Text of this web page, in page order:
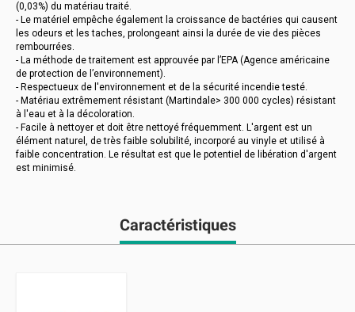
(0,03%) du matériau traité.
- Le matériel empêche également la croissance de bactéries qui causent
les odeurs et les taches, prolongeant ainsi la durée de vie des pièces
rembourrées.
- La méthode de traitement est approuvée par l’EPA (Agence américaine
de protection de l’environnement).
- Respectueux de l'environnement et de la sécurité incendie testé.
- Matériau extrêmement résistant (Martindale> 300 000 cycles) résistant
à l'eau et à la décoloration.
- Facile à nettoyer et doit être nettoyé fréquemment. L'argent est un
élément naturel, de très faible solubilité, incorporé au vinyle et utilisé à
faible concentration. Le résultat est que le potentiel de libération d'argent
est minimisé.
Caractéristiques